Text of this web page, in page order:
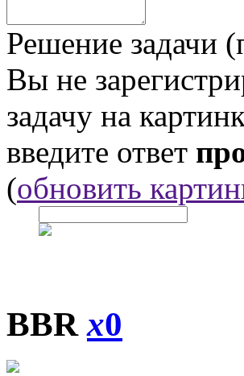
Решение задачи
Вы не
задачу на
введите ответ
(обновить
BBRx0